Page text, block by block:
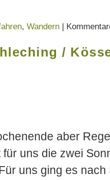
, Wandern |
/
aber
uns die zwei
uns ging es